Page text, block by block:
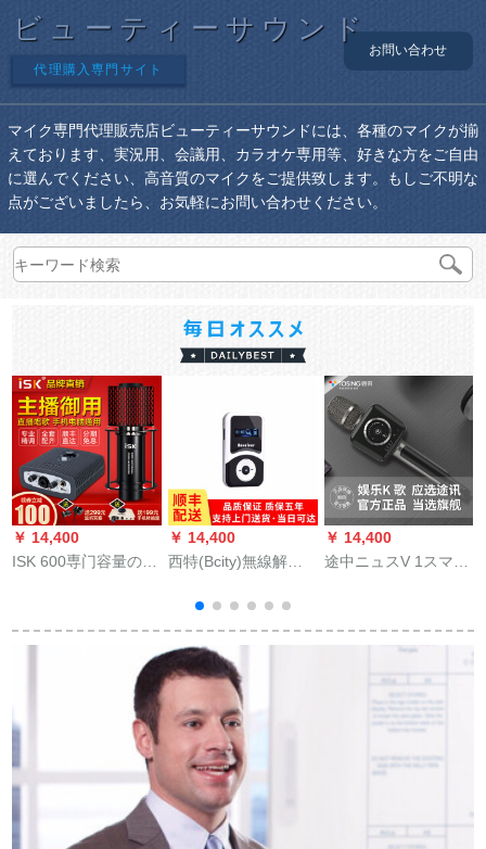
ビューティーサウンド
代理購入専門サイト
お問い合わせ
マイク専門代理販売店ビューティーサウンドには、各種のマイクが揃
えております、実況用、会議用、カラオケ専用等、好きな方をご自由
に選んでください、高音質のマイクをご提供致します。もしご不明な
点がございましたら、お気軽にお問い合わせください。
￥ 14,400
ISK 600専门容量のマ
ピジューの素早さは
音を立てて生放送し
ています。ピルマイ
トといいます。マイ
クのイケンの音カド
のスポットライト汎
用ISK 600ロケト+ア
￥ 14,400
西特(Bcity)無線解説
明器工場を見学し
て、政府の案内人の
無線解説器を見て学
びます。複数の同時
通訳に5つのイヤホー
ンを追加します。
￥ 14,400
途中ニュスV 1スマホ
マイクでコーラスし
ました。内蔵のサウ
ドを車内に载せてFM
k歌テレビィ。